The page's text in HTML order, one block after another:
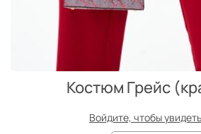
Костюм Грейc
Войдите, чтобы